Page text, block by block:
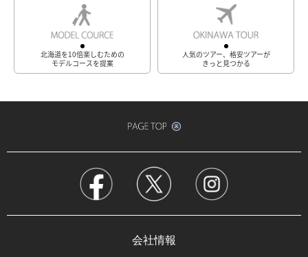
北海道を10倍楽しむための
モデルコースを提案
人気のツアー、格安ツアーが
きっと見つかる
会社情報